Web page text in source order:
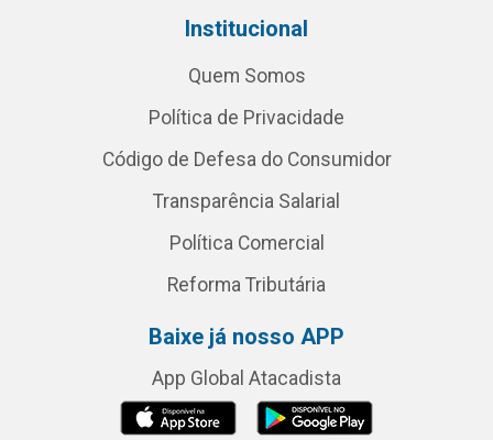
Institucional
Quem Somos
Política de Privacidade
Código de Defesa do Consumidor
Transparência Salarial
Política Comercial
Reforma Tributária
Baixe já nosso APP
App Global Atacadista